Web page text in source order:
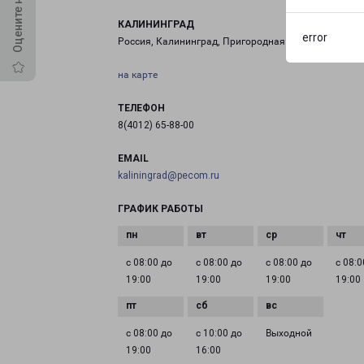
error
КАЛИНИНГРАД
Россия, Калининград, Пригородная улица, 20с3
на карте
ТЕЛЕФОН
8(4012) 65-88-00
EMAIL
kaliningrad@pecom.ru
ГРАФИК РАБОТЫ
с 08:00 до
19:00
с 08:00 до
19:00
с 08:00 до
19:00
с
19:00
с 08:00 до
19:00
с 10:00 до
16:00
Выходной